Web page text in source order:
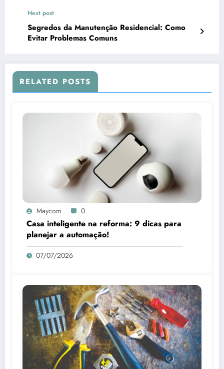
Next post
Segredos da Manutenção Residencial: Como
Evitar Problemas Comuns
RELATED POSTS
Maycom 0
Casa inteligente na reforma: 9 dicas para
planejar a automação!
07/07/2026